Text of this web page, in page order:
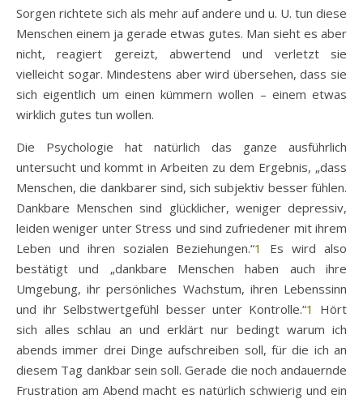
Sorgen richtete sich als mehr auf andere und u. U. tun diese
Menschen einem ja gerade etwas gutes. Man sieht es aber
nicht, reagiert gereizt, abwertend und verletzt sie
vielleicht sogar. Mindestens aber wird übersehen, dass sie
sich eigentlich um einen kümmern wollen – einem etwas
wirklich gutes tun wollen.
Die Psychologie hat natürlich das ganze ausführlich
untersucht und kommt in Arbeiten zu dem Ergebnis, „dass
Menschen, die dankbarer sind, sich subjektiv besser fühlen.
Dankbare Menschen sind glücklicher, weniger depressiv,
leiden weniger unter Stress und sind zufriedener mit ihrem
Leben und ihren sozialen Beziehungen.“1
Es wird also
bestätigt und „dankbare Menschen haben auch ihre
Umgebung, ihr persönliches Wachstum, ihren Lebenssinn
und ihr Selbstwertgefühl besser unter Kontrolle.“1
Hört
sich alles schlau an und erklärt nur bedingt warum ich
abends immer drei Dinge aufschreiben soll, für die ich an
diesem Tag dankbar sein soll. Gerade die noch andauernde
Frustration am Abend macht es natürlich schwierig und ein